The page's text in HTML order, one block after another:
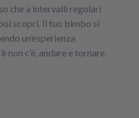
che a intervalli regolari
scopri. Il tuo bimbo si
un’esperienza
non c’è, andare e tornare.